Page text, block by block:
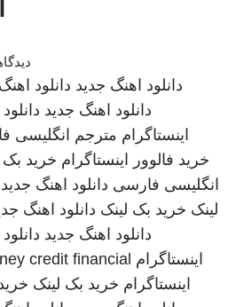
دانلود اهنگ جدید دانلود
دانلود اهنگ جدید
اینستاگرام مترجم انگلیسی
خرید فالوور اینستاگرام خرید بک
انگلیسی فارسی دانلود اهنگ جدید
لینک خرید بک لینک دانلود اهنگ
دانلود اهنگ جدید
اینستاگرام credit financial
اینستاگرام خرید بک لینک